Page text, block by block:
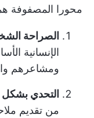
محورا المصفوفة
الصراحة
الإنسانية
ومشاعرهم
التحدي
من تقديم